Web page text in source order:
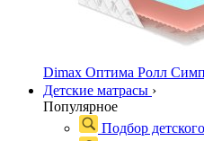
Dimax Оптима Ролл
Детские матрасы ›
Популярное
Подбор